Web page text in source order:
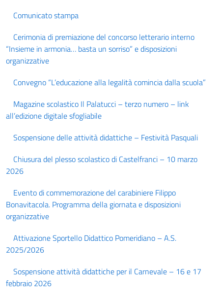
Comunicato stampa
Cerimonia di premiazione del concorso letterario interno
“Insieme in armonia… basta un sorriso” e disposizioni
organizzative
Convegno “L’educazione alla legalità comincia dalla scuola”
Magazine scolastico Il Palatucci – terzo numero – link
all’edizione digitale sfogliabile
Sospensione delle attività didattiche – Festività Pasquali
Chiusura del plesso scolastico di Castelfranci – 10 marzo
2026
Evento di commemorazione del carabiniere Filippo
Bonavitacola. Programma della giornata e disposizioni
organizzative
Attivazione Sportello Didattico Pomeridiano – A.S.
2025/2026
Sospensione attività didattiche per il Carnevale – 16 e 17
febbraio 2026